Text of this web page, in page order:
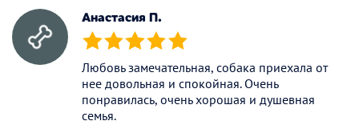
Анастасия П.
(*) (*) (*) (*) (*)
Любовь замечательная, собака приехала от
нее довольная и спокойная. Очень
понравилась, очень хорошая и душевная
семья.